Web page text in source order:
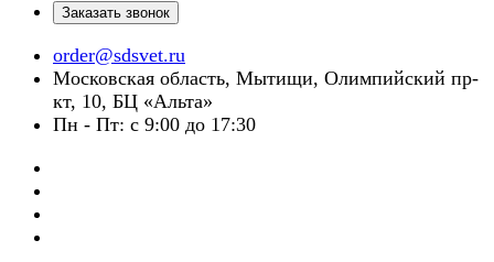
Заказать звонок
order@sdsvet.ru
Московская область, Мытищи, Олимпийский пр-
кт, 10, БЦ «Альта»
Пн - Пт: с 9:00 до 17:30